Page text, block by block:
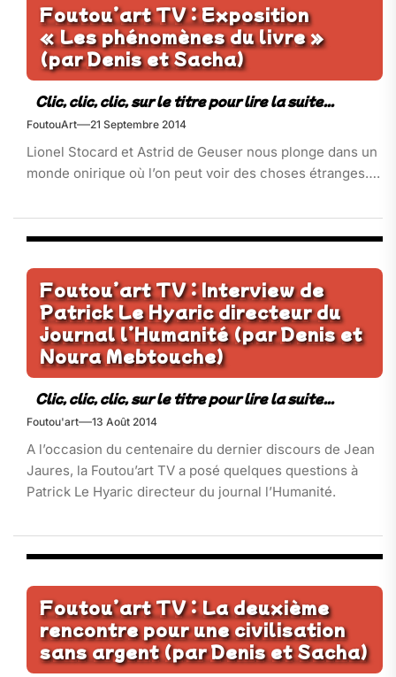
Foutou’art TV : Exposition
« Les phénomènes du livre »
(par Denis et Sacha)
FoutouArt 21 Septembre 2014
Lionel Stocard et Astrid de Geuser nous plonge dans un
monde onirique où l’on peut voir des choses étranges….
Foutou’art TV : Interview de
Patrick Le Hyaric directeur du
journal l’Humanité (par Denis et
Noura Mebtouche)
Foutou'art 13 Août 2014
A l’occasion du centenaire du dernier discours de Jean
Jaures, la Foutou’art TV a posé quelques questions à
Patrick Le Hyaric directeur du journal l’Humanité.
Foutou’art TV : La deuxième
rencontre pour une civilisation
sans argent (par Denis et Sacha)